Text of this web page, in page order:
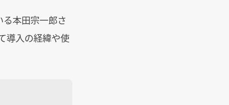
本田宗一郎さ
導入の経緯や使